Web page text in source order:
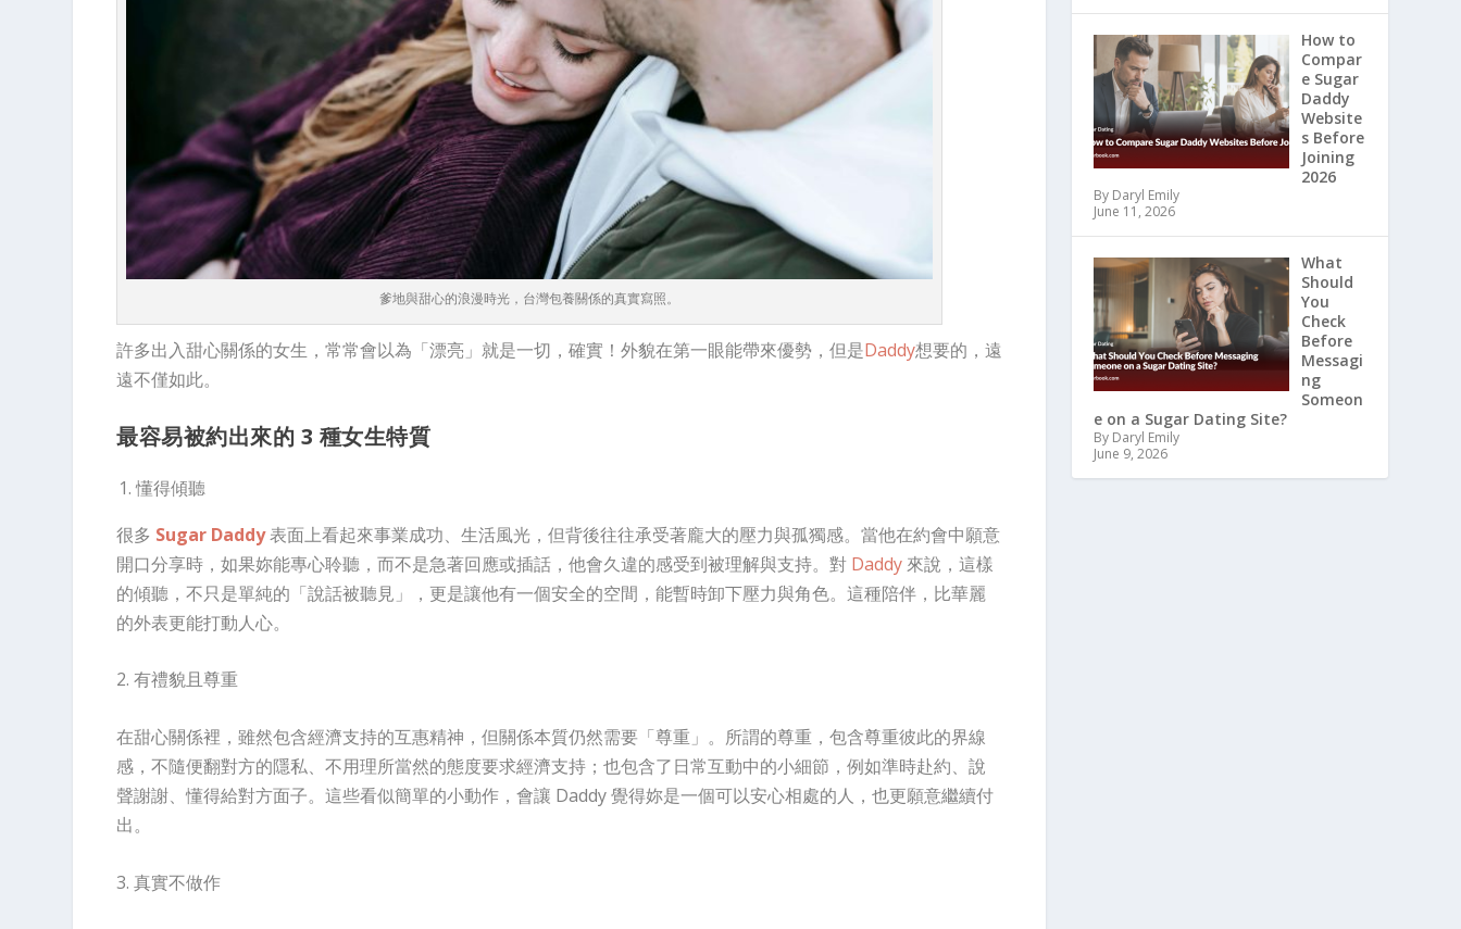
爹地與甜心的浪漫時光，台灣包養關係的真實寫照。
許多出入甜心關係的女生，常常會以為「漂亮」就是一切，確實！外貌在第一眼能帶來優勢，但是Daddy想要的，遠
遠不僅如此。
最容易被約出來的 3 種女生特質
懂得傾聽
很多 Sugar Daddy表面上看起來事業成功、生活風光，但背後往往承受著龐大的壓力與孤獨感。當他在約會中願意
開口分享時，如果妳能專心聆聽，而不是急著回應或插話，他會久違的感受到被理解與支持。對 Daddy 來說，這樣
的傾聽，不只是單純的「說話被聽見」，更是讓他有一個安全的空間，能暫時卸下壓力與角色。這種陪伴，比華麗
的外表更能打動人心。
2. 有禮貌且尊重
在甜心關係裡，雖然包含經濟支持的互惠精神，但關係本質仍然需要「尊重」。所謂的尊重，包含尊重彼此的界線
感，不隨便翻對方的隱私、不用理所當然的態度要求經濟支持；也包含了日常互動中的小細節，例如準時赴約、說
聲謝謝、懂得給對方面子。這些看似簡單的小動作，會讓 Daddy 覺得妳是一個可以安心相處的人，也更願意繼續付
出。
3. 真實不做作
How to
Compar
e Sugar
Daddy
Website
s Before
Joining
2026
By Daryl Emily
June 11, 2026
What
Should
You
Check
Before
Messagi
ng
Someon
e on a Sugar Dating Site?
By Daryl Emily
June 9, 2026